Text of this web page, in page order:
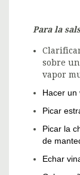
Para la
sobre
vapor
Hacer un
Picar
Picar la
de
Echar